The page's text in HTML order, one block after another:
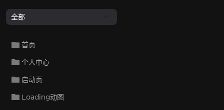
全部
首页
个人中心
启动页
Loading动图